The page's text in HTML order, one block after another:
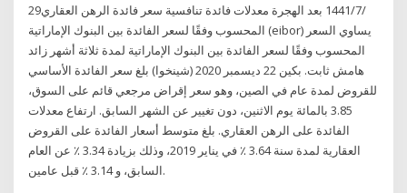
29‏‏/7‏‏/1441 بعد الهجرة معدلات فائدة تنافسية سعر فائدة الرهن العقاري
المحسوب وفقًا لسعر الفائدة بين البنوك الإماراتية (eibor) يساوي السعر
المحسوب وفقًا لسعر الفائدة بين البنوك الإماراتية لمدة ثلاثة أشهر زائد
هامش ثابت. بكين 22 ديسمبر 2020 (شينخوا) بلغ سعر الفائدة الأساسي
للقروض لمدة عام في الصين، وهو سعر إقراض مرجعي قائم على السوق،
3.85 بالمائة يوم الاثنين، دون تغيير عن الشهر السابق. ارتفاع معدلات
الفائدة على الرهن العقاري. بلغ متوسط أسعار الفائدة على القروض
العقارية لمدة سنة 3.64 ٪ في يناير 2019، وذلك بزيادة 3.34 ٪ عن العام
السابق، و 3.14 ٪ قبل عامين.